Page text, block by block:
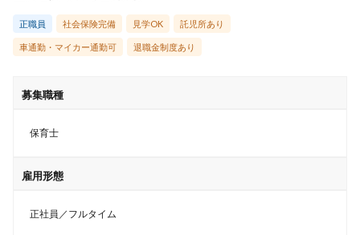
正職員 社会保険完備 見学OK 託児所あり
車通勤・マイカー通勤可 退職金制度あり
募集職種
保育士
雇用形態
正社員／フルタイム